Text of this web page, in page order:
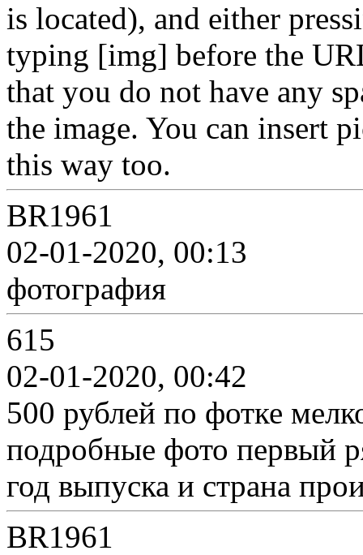
is located), and either
typing [img] before the
that you do not have any
the image. You can insert
this way too.
BR1961
02-01-2020, 00:13
фотография
615
02-01-2020, 00:42
500 рублей по фотке
подробные фото первый
год выпуска и страна
BR1961